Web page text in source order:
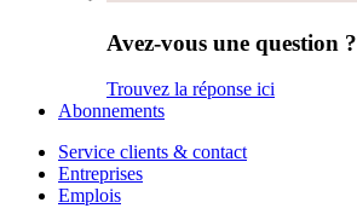
Avez-vous une question ?
Trouvez la réponse ici
Abonnements
Service clients & contact
Entreprises
Emplois